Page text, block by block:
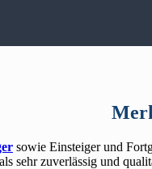
sowie Einsteiger und
sehr zuverlässig und